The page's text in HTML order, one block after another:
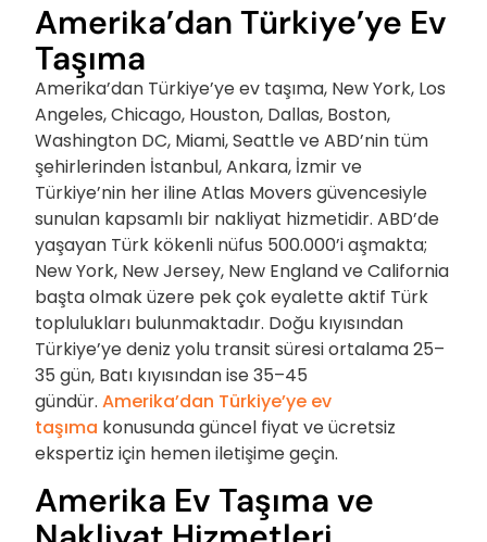
Amerika’dan Türkiye’ye Ev
Taşıma
Amerika’dan Türkiye’ye ev taşıma, New York, Los
Angeles, Chicago, Houston, Dallas, Boston,
Washington DC, Miami, Seattle ve ABD’nin tüm
şehirlerinden İstanbul, Ankara, İzmir ve
Türkiye’nin her iline Atlas Movers güvencesiyle
sunulan kapsamlı bir nakliyat hizmetidir. ABD’de
yaşayan Türk kökenli nüfus 500.000’i aşmakta;
New York, New Jersey, New England ve California
başta olmak üzere pek çok eyalette aktif Türk
toplulukları bulunmaktadır. Doğu kıyısından
Türkiye’ye deniz yolu transit süresi ortalama 25–
35 gün, Batı kıyısından ise 35–45
gündür. Amerika’dan Türkiye’ye ev
taşıma konusunda güncel fiyat ve ücretsiz
ekspertiz için hemen iletişime geçin.
Amerika Ev Taşıma ve